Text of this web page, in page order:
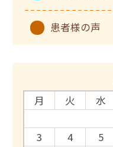
患者様の声
月
火 水
3
4 5